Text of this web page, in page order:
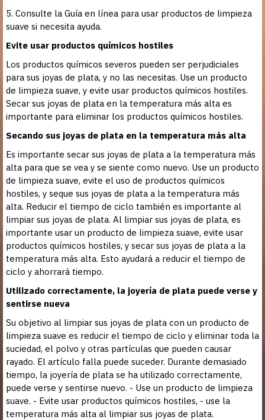
5. Consulte la Guía en línea para usar productos de limpieza
suave si necesita ayuda.
Evite usar productos químicos hostiles
Los productos químicos severos pueden ser perjudiciales
para sus joyas de plata, y no las necesitas. Use un producto
de limpieza suave, y evite usar productos químicos hostiles.
Secar sus joyas de plata en la temperatura más alta es
importante para eliminar los productos químicos hostiles.
Secando sus joyas de plata en la temperatura más alta
Es importante secar sus joyas de plata a la temperatura más
alta para que se vea y se siente como nuevo. Use un producto
de limpieza suave, evite el uso de productos químicos
hostiles, y seque sus joyas de plata a la temperatura más
alta. Reducir el tiempo de ciclo también es importante al
limpiar sus joyas de plata. Al limpiar sus joyas de plata, es
importante usar un producto de limpieza suave, evite usar
productos químicos hostiles, y secar sus joyas de plata a la
temperatura más alta. Esto ayudará a reducir el tiempo de
ciclo y ahorrará tiempo.
Utilizado correctamente, la joyería de plata puede verse y
sentirse nueva
Su objetivo al limpiar sus joyas de plata con un producto de
limpieza suave es reducir el tiempo de ciclo y eliminar toda la
suciedad, el polvo y otras partículas que pueden causar
rayado. El artículo falla puede suceder. Durante demasiado
tiempo, la joyería de plata se ha utilizado correctamente,
puede verse y sentirse nuevo. - Use un producto de limpieza
suave. - Evite usar productos químicos hostiles, - use la
temperatura más alta al limpiar sus joyas de plata.